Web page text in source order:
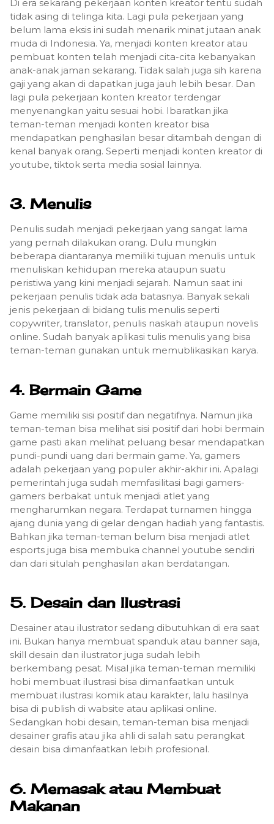
Di era sekarang pekerjaan konten kreator tentu sudah
tidak asing di telinga kita. Lagi pula pekerjaan yang
belum lama eksis ini sudah menarik minat jutaan anak
muda di Indonesia. Ya, menjadi konten kreator atau
pembuat konten telah menjadi cita-cita kebanyakan
anak-anak jaman sekarang. Tidak salah juga sih karena
gaji yang akan di dapatkan juga jauh lebih besar. Dan
lagi pula pekerjaan konten kreator terdengar
menyenangkan yaitu sesuai hobi. Ibaratkan jika
teman-teman menjadi konten kreator bisa
mendapatkan penghasilan besar ditambah dengan di
kenal banyak orang. Seperti menjadi konten kreator di
youtube, tiktok serta media sosial lainnya.
3. Menulis
Penulis sudah menjadi pekerjaan yang sangat lama
yang pernah dilakukan orang. Dulu mungkin
beberapa diantaranya memiliki tujuan menulis untuk
menuliskan kehidupan mereka ataupun suatu
peristiwa yang kini menjadi sejarah. Namun saat ini
pekerjaan penulis tidak ada batasnya. Banyak sekali
jenis pekerjaan di bidang tulis menulis seperti
copywriter, translator, penulis naskah ataupun novelis
online. Sudah banyak aplikasi tulis menulis yang bisa
teman-teman gunakan untuk memublikasikan karya.
4. Bermain Game
Game memiliki sisi positif dan negatifnya. Namun jika
teman-teman bisa melihat sisi positif dari hobi bermain
game pasti akan melihat peluang besar mendapatkan
pundi-pundi uang dari bermain game. Ya, gamers
adalah pekerjaan yang populer akhir-akhir ini. Apalagi
pemerintah juga sudah memfasilitasi bagi gamers-
gamers berbakat untuk menjadi atlet yang
mengharumkan negara. Terdapat turnamen hingga
ajang dunia yang di gelar dengan hadiah yang fantastis.
Bahkan jika teman-teman belum bisa menjadi atlet
esports juga bisa membuka channel youtube sendiri
dan dari situlah penghasilan akan berdatangan.
5. Desain dan Ilustrasi
Desainer atau ilustrator sedang dibutuhkan di era saat
ini. Bukan hanya membuat spanduk atau banner saja,
skill desain dan ilustrator juga sudah lebih
berkembang pesat. Misal jika teman-teman memiliki
hobi membuat ilustrasi bisa dimanfaatkan untuk
membuat ilustrasi komik atau karakter, lalu hasilnya
bisa di publish di wabsite atau aplikasi online.
Sedangkan hobi desain, teman-teman bisa menjadi
desainer grafis atau jika ahli di salah satu perangkat
desain bisa dimanfaatkan lebih profesional.
6. Memasak atau Membuat
Makanan